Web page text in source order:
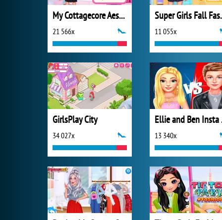
My Cottagecore Aesthetic Look
21 566x
Super
11 055x
GirlsPlay City
34 027x 13 340x